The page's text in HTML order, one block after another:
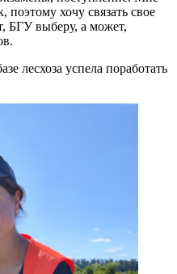
поэтому хочу связать свое
БГУ выберу, а может,
лесхоза успела поработать